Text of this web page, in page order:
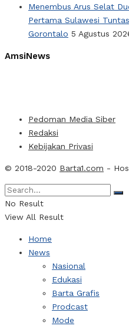
Menembus Arus Selat
Pertama Sulawesi
Gorontalo 5 Agustus
AmsiNews
Pedoman Media Siber
Redaksi
Kebijakan Privasi
© 2018-2020 Barta1.com -
No Result
View All Result
Home
News
Nasional
Edukasi
Barta Grafis
Prodcast
Mode